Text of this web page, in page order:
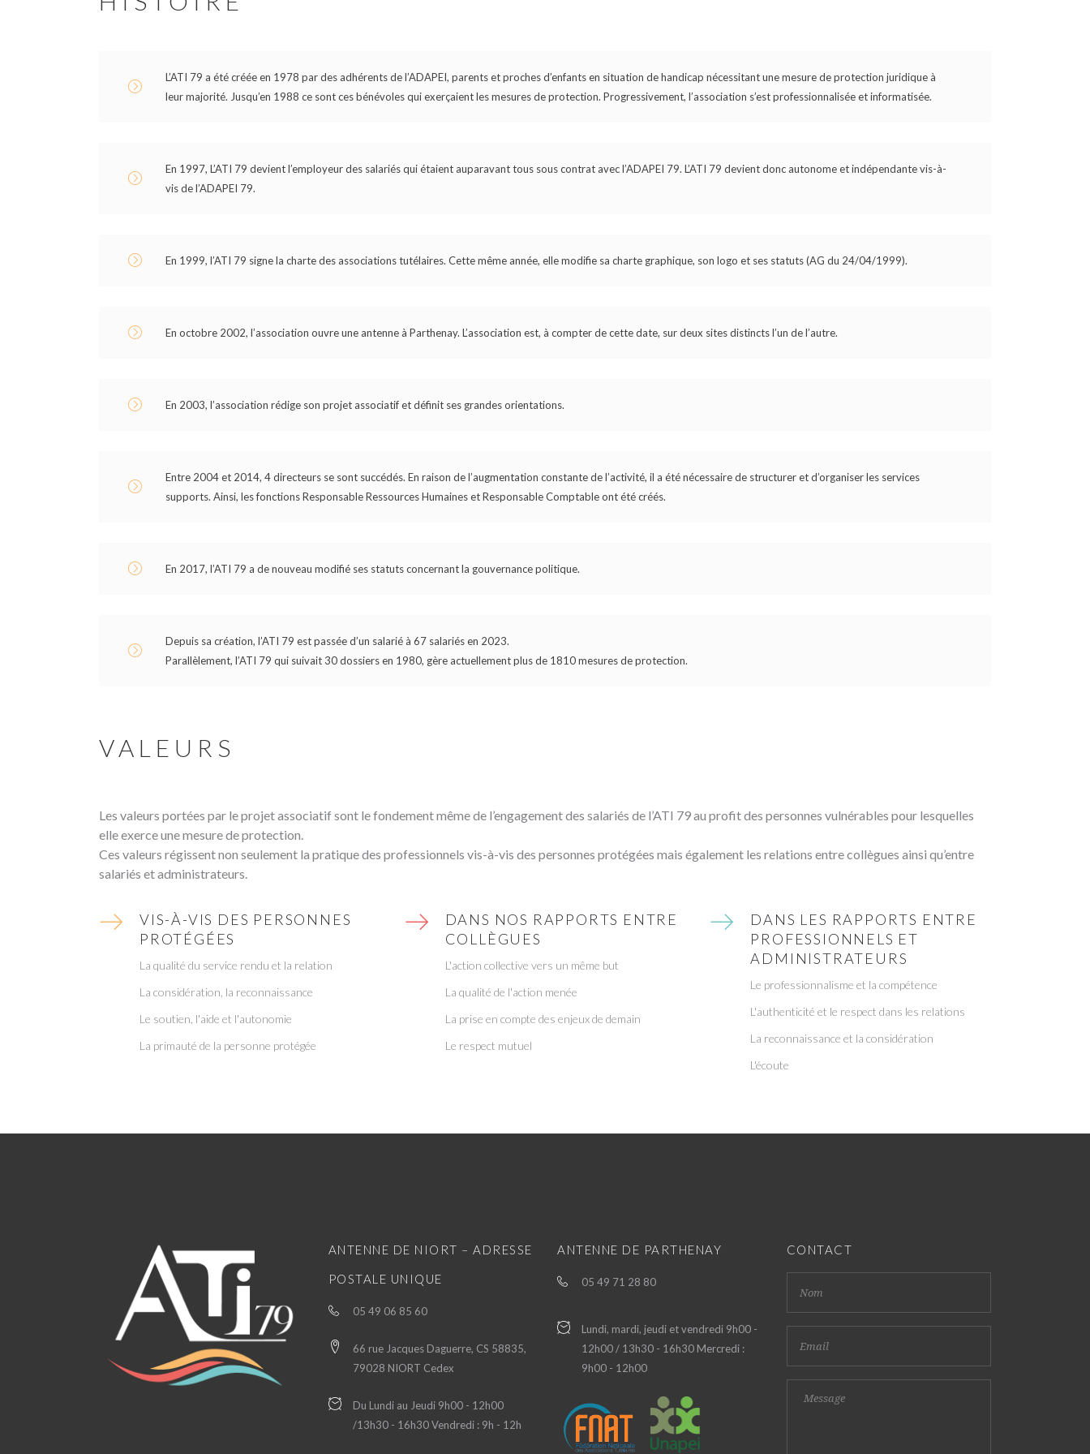
L’ATI 79 a été créée en 1978 par des adhérents de l’ADAPEI, parents et proches d’enfants en situation de handicap nécessitant une mesure de protection juridique à
leur majorité. Jusqu’en 1988 ce sont ces bénévoles qui exerçaient les mesures de protection. Progressivement, l’association s’est professionnalisée et informatisée.
En 1997, L’ATI 79 devient l’employeur des salariés qui étaient auparavant tous sous contrat avec l’ADAPEI 79. L’ATI 79 devient donc autonome et indépendante vis-à-
vis de l’ADAPEI 79.
En 1999, l’ATI 79 signe la charte des associations tutélaires. Cette même année, elle modifie sa charte graphique, son logo et ses statuts (AG du 24/04/1999).
En octobre 2002, l’association ouvre une antenne à Parthenay. L’association est, à compter de cette date, sur deux sites distincts l’un de l’autre.
En 2003, l’association rédige son projet associatif et définit ses grandes orientations.
Entre 2004 et 2014, 4 directeurs se sont succédés. En raison de l’augmentation constante de l’activité, il a été nécessaire de structurer et d’organiser les services
supports. Ainsi, les fonctions Responsable Ressources Humaines et Responsable Comptable ont été créés.
En 2017, l’ATI 79 a de nouveau modifié ses statuts concernant la gouvernance politique.
Depuis sa création, l’ATI 79 est passée d’un salarié à 67 salariés en 2023.
Parallèlement, l’ATI 79 qui suivait 30 dossiers en 1980, gère actuellement plus de 1810 mesures de protection.
VALEURS
Les valeurs portées par le projet associatif sont le fondement même de l’engagement des salariés de l’ATI 79 au profit des personnes vulnérables pour lesquelles
elle exerce une mesure de protection.
Ces valeurs régissent non seulement la pratique des professionnels vis-à-vis des personnes protégées mais également les relations entre collègues ainsi qu’entre
salariés et administrateurs.
VIS-À-VIS DES PERSONNES
PROTÉGÉES
La qualité du service rendu et la relation
La considération, la reconnaissance
Le soutien, l'aide et l'autonomie
La primauté de la personne protégée
DANS NOS RAPPORTS ENTRE
COLLÈGUES
L'action collective vers un même but
La qualité de l'action menée
La prise en compte des enjeux de demain
Le respect mutuel
DANS LES RAPPORTS ENTRE
PROFESSIONNELS ET
ADMINISTRATEURS
Le professionnalisme et la compétence
L'authenticité et le respect dans les relations
La reconnaissance et la considération
L'écoute
ANTENNE DE NIORT – ADRESSE
POSTALE UNIQUE
05 49 06 85 60
66 rue Jacques Daguerre, CS 58835,
79028 NIORT Cedex
Du Lundi au Jeudi 9h00 - 12h00
/13h30 - 16h30 Vendredi : 9h - 12h
ANTENNE DE PARTHENAY
05 49 71 28 80
Lundi, mardi, jeudi et vendredi 9h00 -
12h00 / 13h30 - 16h30 Mercredi :
9h00 - 12h00
CONTACT